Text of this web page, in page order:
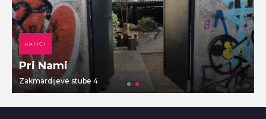
KAFIĆI
Pri Nami
Zakmardijeve stube 4